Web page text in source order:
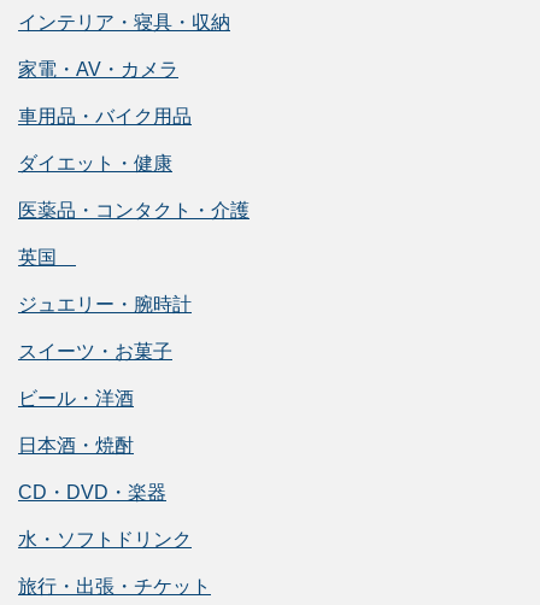
インテリア・寝具・収納
家電・AV・カメラ
車用品・バイク用品
ダイエット・健康
医薬品・コンタクト・介護
英国
ジュエリー・腕時計
スイーツ・お菓子
ビール・洋酒
日本酒・焼酎
CD・DVD・楽器
水・ソフトドリンク
旅行・出張・チケット